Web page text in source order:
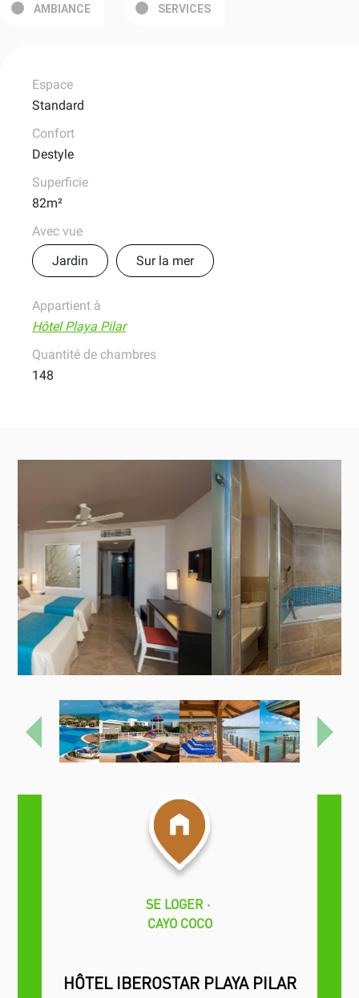
AMBIANCE SERVICES
Avec vue
Jardin
Sur la mer
Appartient à
Hôtel Playa Pilar
Quantité de chambres
148
Espace
Standard
Confort
Destyle
Superficie
82m²
Précédent
HÔTEL IBEROSTAR PLAYA PILAR
SE LOGER
CAYO COCO